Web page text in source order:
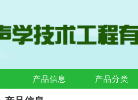
产品信息 产品分类